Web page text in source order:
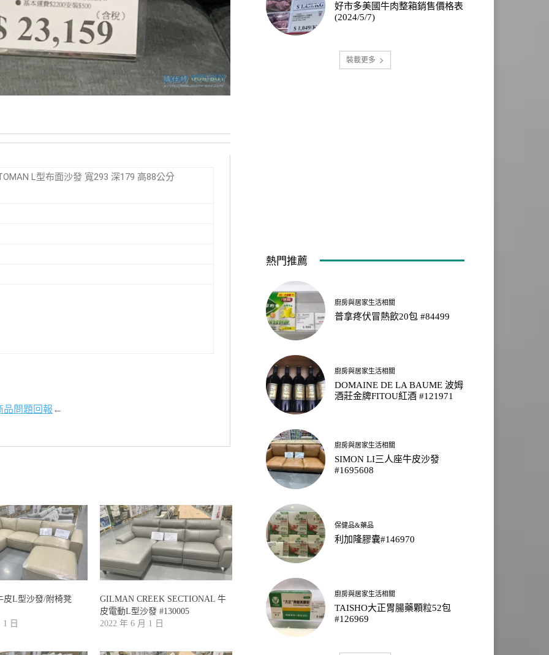
L型布面沙發 寬293 深179 高88公分
品問題回報←
皮L型沙發/附椅凳
1 日
GILMAN CREEK SECTIONAL 牛
皮電動L型沙發 #130005
2022 年 6 月 1 日
好市多美國牛肉整箱銷售價格表
(2024/5/7)
裝載更多
熱門推薦
廚房與居家生活相關
普拿疼伏冒熱飲20包 #84499
廚房與居家生活相關
DOMAINE DE LA BAUME 波姆
酒莊金牌FITOU紅酒 #121971
廚房與居家生活相關
SIMON LI三人座牛皮沙發
#1695608
保健品&藥品
利加隆膠囊#146970
廚房與居家生活相關
TAISHO大正胃腸藥顆粒52包
#126969